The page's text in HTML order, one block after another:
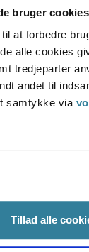
bruger cookies
at forbedre
alle cookies
tredjeparter
andet til
samtykke via
Tillad alle
til de 12
baggrund af de
og
høring, tage
sig
indgår i